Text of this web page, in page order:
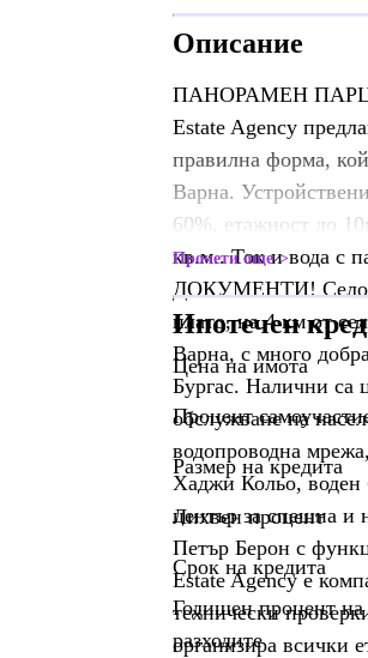
Описание
ПАНОРАМЕН
Estate Agency
правилна форма,
Варна.
60%, етажност до
кв.м.. Ток и вода с
ДОКУМЕНТИ! Село
плато, на 4 км от
Варна, с много
Бургас. Налични са
обслужване на
водопроводна
Хаджи Кольо, воден
център за спешна и
Петър Берон с
Estate Agency e
технически
организира всички
Прочети още
Ипотечен
Цена на имота
Процент
Размер на кредита
Лихвен процент
Срок на кредита
Годишен процент на
разходите